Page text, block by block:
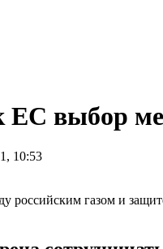
ЕС выбор
10:53